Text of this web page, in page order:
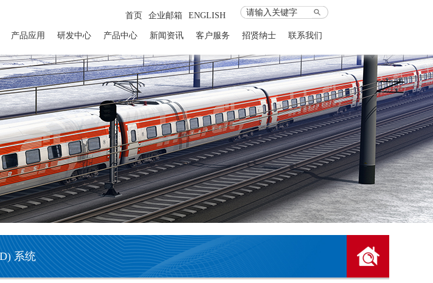
首页 企业邮箱 ENGLISH
产品应用 研发中心 产品中心 新闻资讯 客户服务 招贤纳士 联系我们
系统